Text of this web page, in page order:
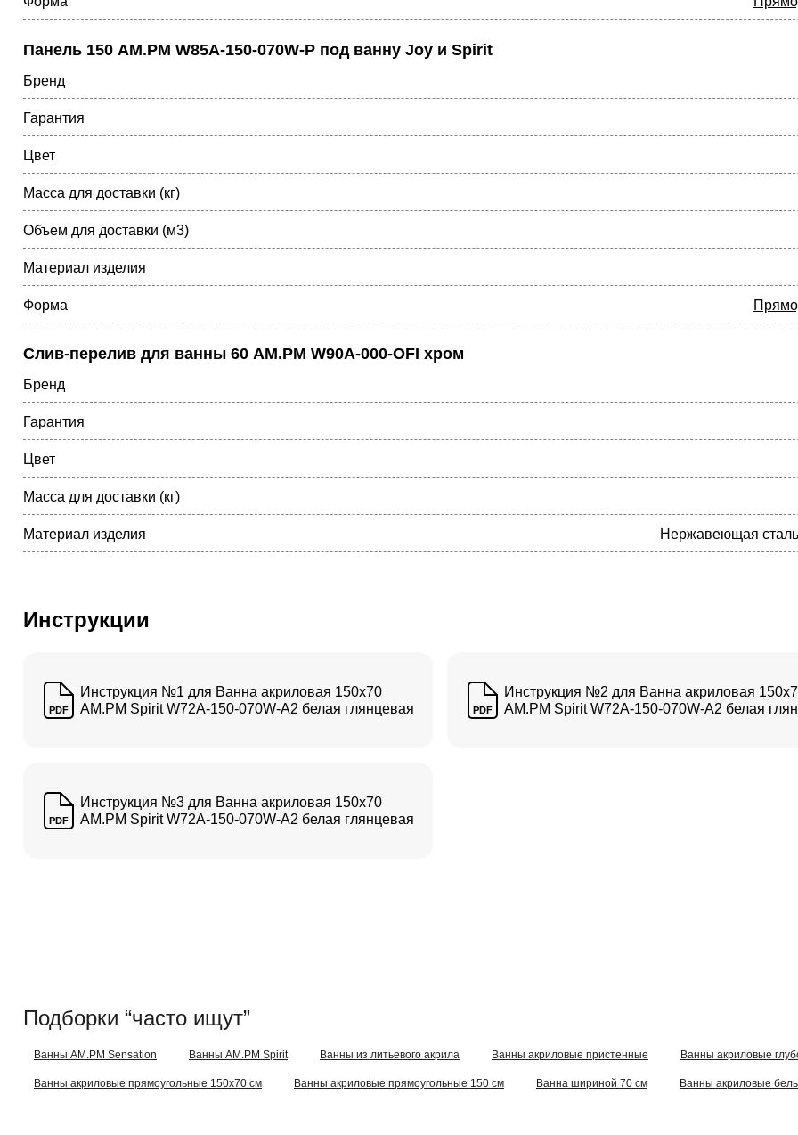
Панель 150 AM.PM W85A-150-070W-P под ванну Joy и Spirit
Бренд
Гарантия
Цвет
Масса для доставки (кг)
Объем для доставки (м3)
Материал изделия
Форма
Слив-перелив для ванны 60 AM.PM W90A-000-OFI хром
Бренд
Гарантия
Цвет
Масса для доставки (кг)
Материал изделия Нержавеющая
Инструкции
PDF
Инструкция №1 для Ванна акриловая 150x70
AM.PM Spirit W72A-150-070W-A2 белая глянцевая
PDF
Инструкция №2 для Ванна акриловая
AM.PM Spirit W72A-150-070W-A2 белая
PDF
Инструкция №3 для Ванна акриловая 150x70
AM.PM Spirit W72A-150-070W-A2 белая глянцевая
Подборки “часто ищут”
Ванны AM.PM Sensation Ванны AM.PM Spirit Ванны из литьевого акрила Ванны акриловые пристенные Ванны акриловые
Ванны акриловые прямоугольные 150x70 см Ванны акриловые прямоугольные 150 см Ванна шириной 70 см Ванны акриловые